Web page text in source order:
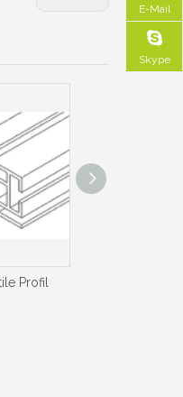
Profil
E-Mail
Skype